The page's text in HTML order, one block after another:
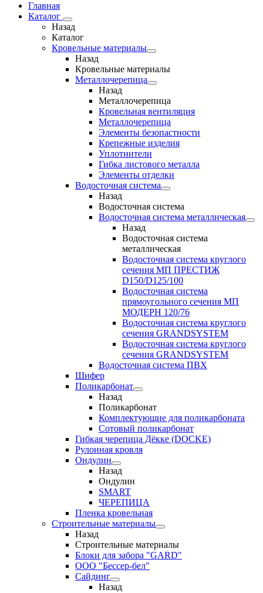
Главная
Каталог
Назад
Каталог
Кровельные материалы
Назад
Кровельные материалы
Металлочерепица
Назад
Металлочерепица
Кровельная вентиляция
Металлочерепица
Элементы безопастности
Крепежные изделия
Уплотнители
Гибка листового металла
Элементы отделки
Водосточная система
Назад
Водосточная система
Водосточная система металлическая
Назад
Водосточная система
металлическая
Водосточная система круглого
сечения МП ПРЕСТИЖ
D150/D125/100
Водосточная система
прямоугольного сечения МП
МОДЕРН 120/76
Водосточная система круглого
сечения GRANDSYSTEM
Водосточная система круглого
сечения GRANDSYSTEM
Водосточная система ПВХ
Шифер
Поликарбонат
Назад
Поликарбонат
Комплектующие для поликарбоната
Сотовый поликарбонат
Гибкая черепица Дёкке (DOCKE)
Рулонная кровля
Ондулин
Назад
Ондулин
SMART
ЧЕРЕПИЦА
Пленка кровельная
Строительные материалы
Назад
Строительные материалы
Блоки для забора "GARD"
ООО "Бессер-бел"
Сайдинг
Назад